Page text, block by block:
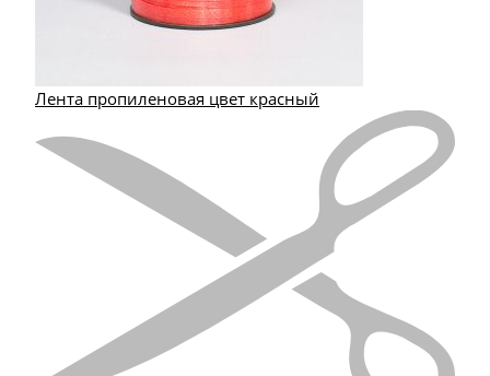
Лента пропиленовая цвет красный